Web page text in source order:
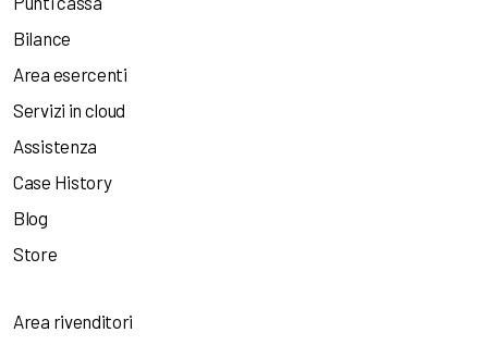
Bilance
Area esercenti
Servizi in cloud
Assistenza
Case History
Blog
Store
Area rivenditori